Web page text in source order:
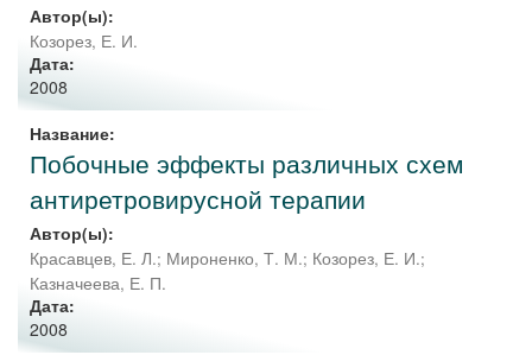
Автор(ы):
Козорез, Е. И.
Дата:
2008
Название:
Побочные эффекты различных схем
антиретровирусной терапии
Автор(ы):
Красавцев, Е. Л.; Мироненко, Т. М.; Козорез, Е. И.;
Казначеева, Е. П.
Дата:
2008